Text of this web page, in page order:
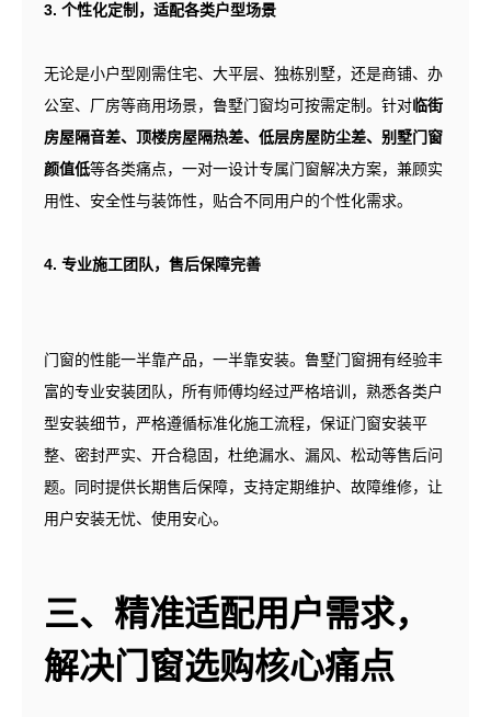
3. 个性化定制，适配各类户型场景
无论是小户型刚需住宅、大平层、独栋别墅，还是商铺、办
公室、厂房等商用场景，鲁墅门窗均可按需定制。针对临街
房屋隔音差、顶楼房屋隔热差、低层房屋防尘差、别墅门窗
颜值低等各类痛点，一对一设计专属门窗解决方案，兼顾实
用性、安全性与装饰性，贴合不同用户的个性化需求。
4. 专业施工团队，售后保障完善
门窗的性能一半靠产品，一半靠安装。鲁墅门窗拥有经验丰
富的专业安装团队，所有师傅均经过严格培训，熟悉各类户
型安装细节，严格遵循标准化施工流程，保证门窗安装平
整、密封严实、开合稳固，杜绝漏水、漏风、松动等售后问
题。同时提供长期售后保障，支持定期维护、故障维修，让
用户安装无忧、使用安心。
三、精准适配用户需求，
解决门窗选购核心痛点